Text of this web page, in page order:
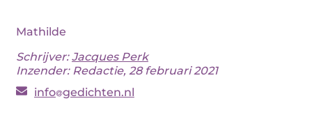
Mathilde
Schrijver:Jacques Perk
Inzender: Redactie, 28 februari 2021
info gedichten.nl